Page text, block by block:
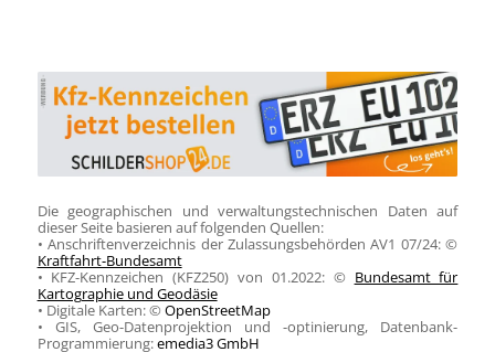
Die geographischen und verwaltungstechnischen Daten auf
dieser Seite basieren auf folgenden Quellen:
• Anschriftenverzeichnis der Zulassungsbehörden AV1 07/24: ©
Kraftfahrt-Bundesamt
• KFZ-Kennzeichen (KFZ250) von 01.2022: © Bundesamt für
Kartographie und Geodäsie
• Digitale Karten: ©OpenStreetMap
• GIS, Geo-Datenprojektion und -optinierung, Datenbank-
Programmierung:emedia3 GmbH